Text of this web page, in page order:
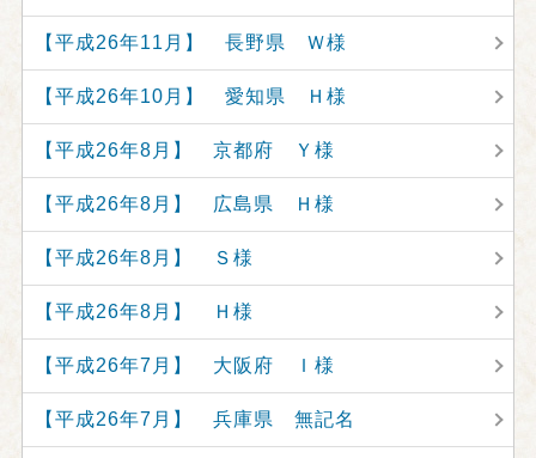
【平成26年11月】 長野県 Ｗ様
【平成26年10月】 愛知県 Ｈ様
【平成26年8月】 京都府 Ｙ様
【平成26年8月】 広島県 Ｈ様
【平成26年8月】 Ｓ様
【平成26年8月】 Ｈ様
【平成26年7月】 大阪府 Ｉ様
【平成26年7月】 兵庫県 無記名